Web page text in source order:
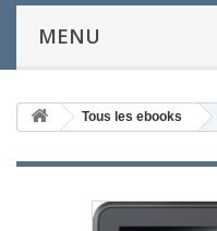
MENU
Tous les ebooks